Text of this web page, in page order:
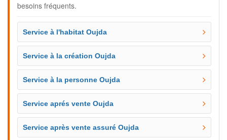
besoins fréquents.
Service à l'habitat Oujda
Service à la création Oujda
Service à la personne Oujda
Service aprés vente Oujda
Service après vente assuré Oujda